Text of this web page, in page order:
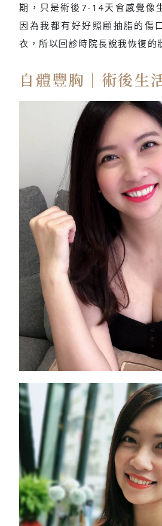
期，只是術後7-14天會感覺像
因為我都有好好照顧抽脂的傷
衣，所以回診時院長說我恢復的
自體豐胸｜術後生
每個角度拍照胸